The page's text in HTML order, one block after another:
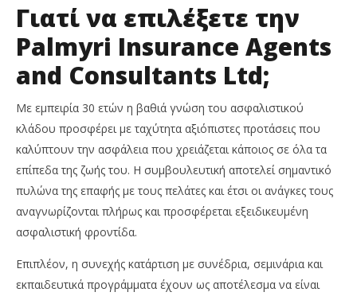
Γιατί να επιλέξετε την
Palmyri Insurance Agents
and Consultants Ltd;
Με εμπειρία 30 ετών η βαθιά γνώση του ασφαλιστικού
κλάδου προσφέρει με ταχύτητα αξιόπιστες προτάσεις που
καλύπτουν την ασφάλεια που χρειάζεται κάποιος σε όλα τα
επίπεδα της ζωής του. Η συμβουλευτική αποτελεί σημαντικό
πυλώνα της επαφής με τους πελάτες και έτσι οι ανάγκες τους
αναγνωρίζονται πλήρως και προσφέρεται εξειδικευμένη
ασφαλιστική φροντίδα.
Επιπλέον, η συνεχής κατάρτιση με συνέδρια, σεμινάρια και
εκπαιδευτικά προγράμματα έχουν ως αποτέλεσμα να είναι